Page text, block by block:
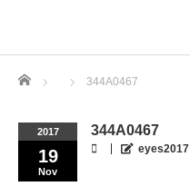
Home 344A0467
2017
19
Nov
344A0467
eyes2017